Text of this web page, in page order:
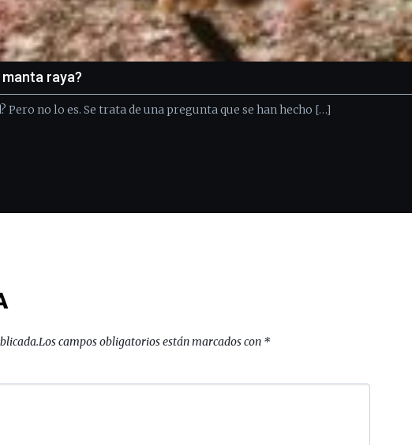
raya?
Pero no lo es. Se trata de una pregunta que se han hecho […]
Los campos obligatorios están marcados con *